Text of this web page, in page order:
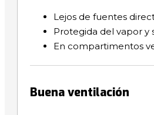
Lejos de fuentes
Protegida del vapor y
En compartimentos
Buena ventilación